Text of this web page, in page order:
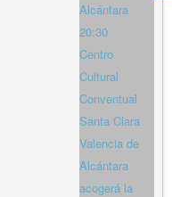
Alcántara
20:30
Centro
Cultural
Conventual
Santa Clara
Valencia de
Alcántara
acogerá la